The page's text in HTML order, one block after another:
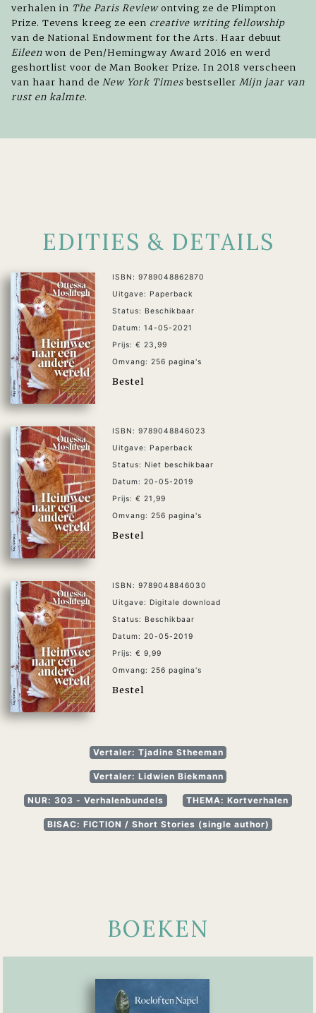
verhalen in The Paris Reviewontving ze de Plimpton
Prize. Tevens kreeg ze een creative writing fellowship
van de National Endowment for the Arts. Haar debuut
Eileen won de Pen/Hemingway Award 2016 en werd
geshortlist voor de Man Booker Prize. In 2018 verscheen
van haar hand de New York Timesbestseller Mijn jaar van
rust en kalmte.
EDITIES & DETAILS
ISBN: 9789048862870
Uitgave: Paperback
Status: Beschikbaar
Datum: 14-05-2021
Prijs: € 23,99
Omvang: 256 pagina's
Bestel
ISBN: 9789048846023
Uitgave: Paperback
Status: Niet beschikbaar
Datum: 20-05-2019
Prijs: € 21,99
Omvang: 256 pagina's
Bestel
ISBN: 9789048846030
Uitgave: Digitale download
Status: Beschikbaar
Datum: 20-05-2019
Prijs: € 9,99
Omvang: 256 pagina's
Bestel
Vertaler: Tjadine Stheeman
Vertaler: Lidwien Biekmann
NUR: 303 - Verhalenbundels THEMA: Kortverhalen
BISAC: FICTION / Short Stories (single author)
BOEKEN